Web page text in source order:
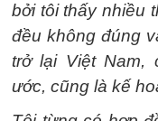
bởi tôi thấy nhiều
đều không đúng
trở lại Việt Nam,
ước, cũng là kế